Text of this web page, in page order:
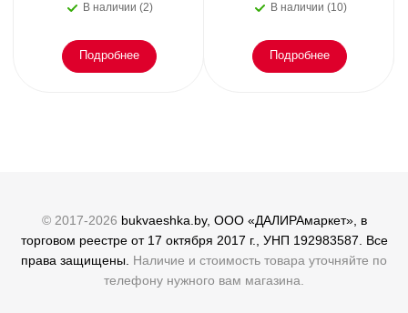
эмоциональное
В наличии (2)
Подробнее
осталось. Блэк
В наличии (10)
Подробнее
© 2017-2026 bukvaeshka.by, ООО «ДАЛИРАмаркет», в
торговом реестре от 17 октября 2017 г., УНП 192983587. Все
права защищены. Наличие и стоимость товара уточняйте по
телефону нужного вам магазина.